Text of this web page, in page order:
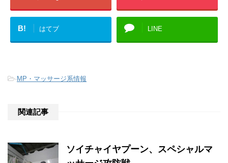
B! はてブ LINE
-MP・マッサージ系情報
関連記事
ソイチャイヤプーン、スペシャルマ